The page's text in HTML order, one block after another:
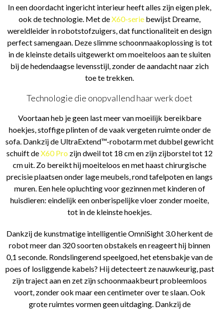
In een doordacht ingericht interieur heeft alles zijn eigen plek,
ook de technologie. Met deX60-serie bewijst Dreame,
wereldleider in robotstofzuigers, dat functionaliteit en design
perfect samengaan. Deze slimme schoonmaakoplossing is tot
in de kleinste details uitgewerkt om moeiteloos aan te sluiten
bij de hedendaagse levensstijl, zonder de aandacht naar zich
toe te trekken.
Technologie die onopvallend haar werk doet
Voortaan heb je geen last meer van moeilijk bereikbare
hoekjes, stoffige plinten of de vaak vergeten ruimte onder de
sofa. Dankzij de UltraExtend™-robotarm met dubbel gewricht
schuift deX60 Pro zijn dweil tot 18 cm en zijn zijborstel tot 12
cm uit. Zo bereikt hij moeiteloos en met haast chirurgische
precisie plaatsen onder lage meubels, rond tafelpoten en langs
muren. Een hele opluchting voor gezinnen met kinderen of
huisdieren: eindelijk een onberispelijke vloer zonder moeite,
tot in de kleinste hoekjes.
Dankzij de kunstmatige intelligentie OmniSight 3.0 herkent de
robot meer dan 320 soorten obstakels en reageert hij binnen
0,1 seconde. Rondslingerend speelgoed, het etensbakje van de
poes of losliggende kabels? Hij detecteert ze nauwkeurig, past
zijn traject aan en zet zijn schoonmaakbeurt probleemloos
voort, zonder ook maar een centimeter over te slaan. Ook
grote ruimtes vormen geen uitdaging. Dankzij de